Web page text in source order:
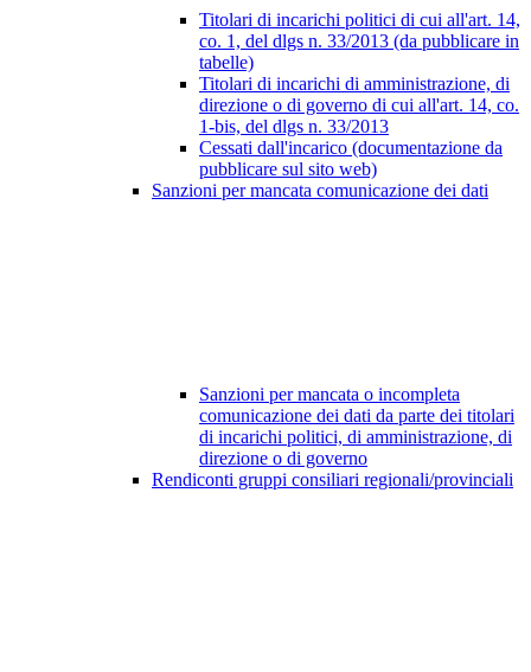
Titolari di incarichi politici di cui all'art. 14,
co. 1, del dlgs n. 33/2013 (da pubblicare in
tabelle)
Titolari di incarichi di amministrazione, di
direzione o di governo di cui all'art. 14, co.
1-bis, del dlgs n. 33/2013
Cessati dall'incarico (documentazione da
pubblicare sul sito web)
Sanzioni per mancata comunicazione dei dati
Sanzioni per mancata o incompleta
comunicazione dei dati da parte dei titolari
di incarichi politici, di amministrazione, di
direzione o di governo
Rendiconti gruppi consiliari regionali/provinciali